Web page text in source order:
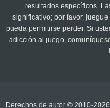
resultados específicos.
significativo; por favor,
pueda permitirse perder. Si
adicción al juego,
Derechos de autor © 2010-2026